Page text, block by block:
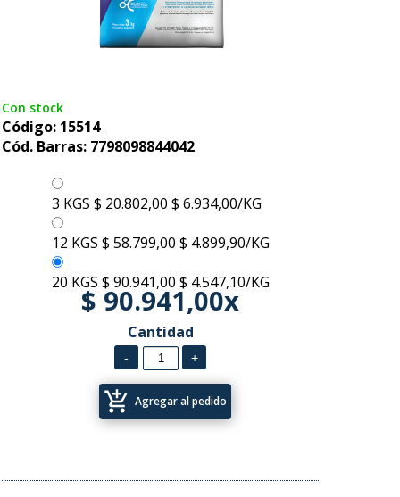
Con stock
Código: 15514
Cód. Barras: 7798098844042
3 KGS $ 20.802,00 $ 6.934,00/KG
12 KGS $ 58.799,00 $ 4.899,90/KG
20 KGS $ 90.941,00 $ 4.547,10/KG
$ 90.941,00x
Cantidad
add_shopping_cart Agregar al pedido